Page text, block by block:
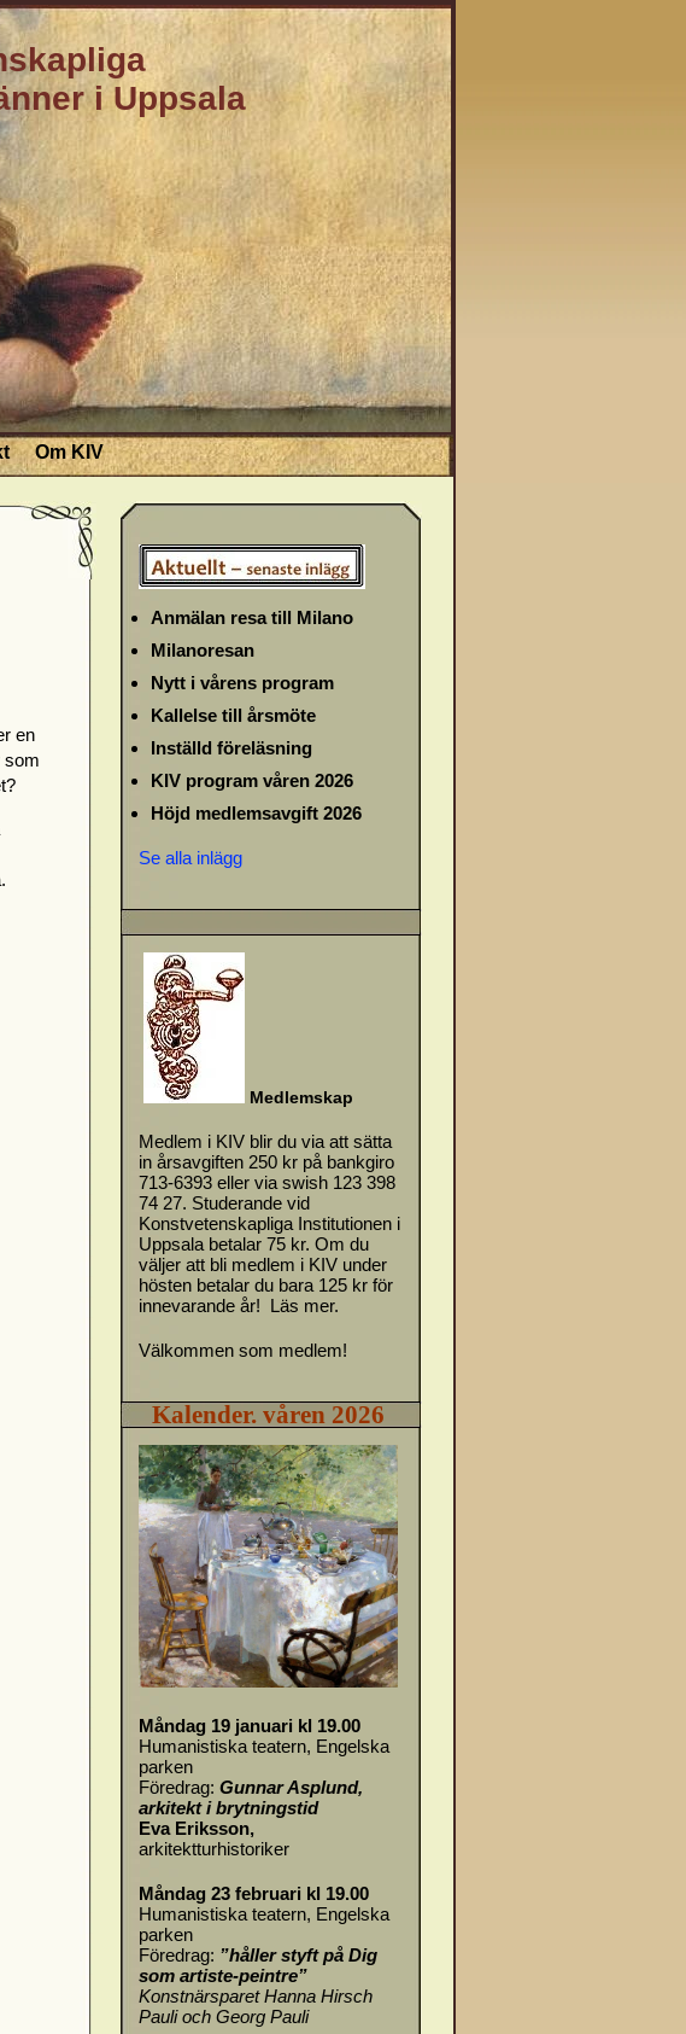
i Uppsala
Om KIV
en
som
Anmälan resa till Milano
Milanoresan
Nytt i vårens program
Kallelse till årsmöte
Inställd föreläsning
KIV program våren 2026
Höjd medlemsavgift 2026
Se alla inlägg
Medlemskap
Medlem i KIV blir du via att sätta
in årsavgiften 250 kr på bankgiro
713-6393 eller via swish 123 398
74 27. Studerande vid
Konstvetenskapliga Institutionen i
Uppsala betalar 75 kr. Om du
väljer att bli medlem i KIV under
hösten betalar du bara 125 kr för
innevarande år! Läs mer.
Välkommen som medlem!
Kalender. våren 2026
Måndag 19 januari kl 19.00
Humanistiska teatern, Engelska
parken
Föredrag: Gunnar Asplund,
arkitekt i brytningstid
Eva Eriksson,
arkitektturhistoriker
Måndag 23 februari kl 19.00
Humanistiska teatern, Engelska
parken
Föredrag: ”håller styft på Dig
som artiste-peintre”
Konstnärsparet Hanna Hirsch
Pauli och Georg Pauli